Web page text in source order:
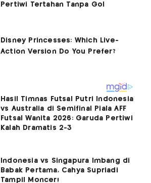
Pertiwi Tertahan Tanpa Gol
Hasil Timnas Futsal Putri Indonesia
vs Australia di Semifinal Piala AFF
Futsal Wanita 2026: Garuda Pertiwi
Kalah Dramatis 2-3
Indonesia vs Singapura Imbang di
Babak Pertama, Cahya Supriadi
Tampil Moncer!